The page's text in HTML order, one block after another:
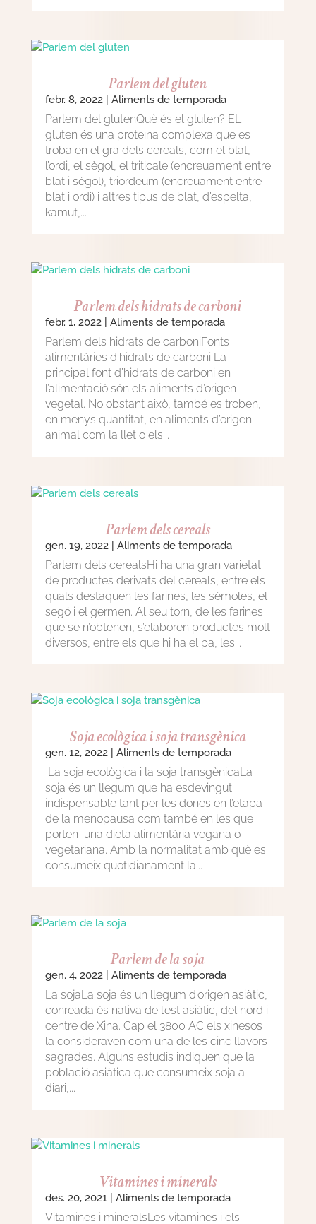
Parlem del gluten
febr. 8, 2022| Aliments de temporada
Parlem del glutenQuè és el gluten? EL
gluten és una proteïna complexa que es
troba en el gra dels cereals, com el blat,
l’ordi, el sègol, el triticale (encreuament entre
blat i sègol), triordeum (encreuament entre
blat i ordi) i altres tipus de blat, d’espelta,
kamut,...
Parlem dels hidrats de carboni
febr. 1, 2022| Aliments de temporada
Parlem dels hidrats de carboniFonts
alimentàries d’hidrats de carboni La
principal font d’hidrats de carboni en
l’alimentació són els aliments d’origen
vegetal. No obstant això, també es troben,
en menys quantitat, en aliments d’origen
animal com la llet o els...
Parlem dels cereals
gen. 19, 2022 Aliments de temporada
Parlem dels cerealsHi ha una gran varietat
de productes derivats del cereals, entre els
quals destaquen les farines, les sèmoles, el
segó i el germen. Al seu torn, de les farines
que se n’obtenen, s’elaboren productes molt
diversos, entre els que hi ha el pa, les...
Soja ecològica i soja transgènica
gen. 12, 2022| Aliments de temporada
La soja ecològica i la soja transgènicaLa
soja és un llegum que ha esdevingut
indispensable tant per les dones en l’etapa
de la menopausa com també en les que
porten una dieta alimentària vegana o
vegetariana. Amb la normalitat amb què es
consumeix quotidianament la...
Parlem de la soja
gen. 4, 2022| Aliments de temporada
La sojaLa soja és un llegum d’origen asiàtic,
conreada és nativa de l’est asiàtic, del nord i
centre de Xina. Cap el 3800 AC els xinesos
la consideraven com una de les cinc llavors
sagrades. Alguns estudis indiquen que la
població asiàtica que consumeix soja a
diari,...
Vitamines i minerals
des. 20, 2021| Aliments de temporada
Vitamines i mineralsLes vitamines i els